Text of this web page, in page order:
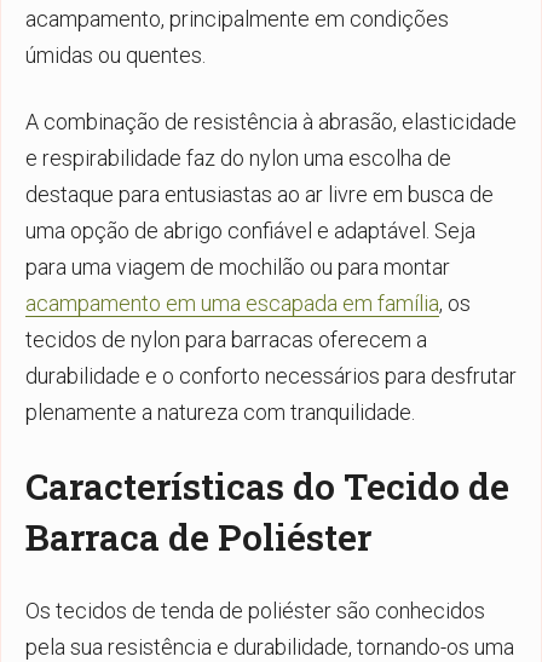
acampamento, principalmente em condições
úmidas ou quentes.
A combinação de resistência à abrasão, elasticidade
e respirabilidade faz do nylon uma escolha de
destaque para entusiastas ao ar livre em busca de
uma opção de abrigo confiável e adaptável. Seja
para uma viagem de mochilão ou para montar
acampamento em uma escapada em família, os
tecidos de nylon para barracas oferecem a
durabilidade e o conforto necessários para desfrutar
plenamente a natureza com tranquilidade.
Características do Tecido de
Barraca de Poliéster
Os tecidos de tenda de poliéster são conhecidos
pela sua resistência e durabilidade, tornando-os uma